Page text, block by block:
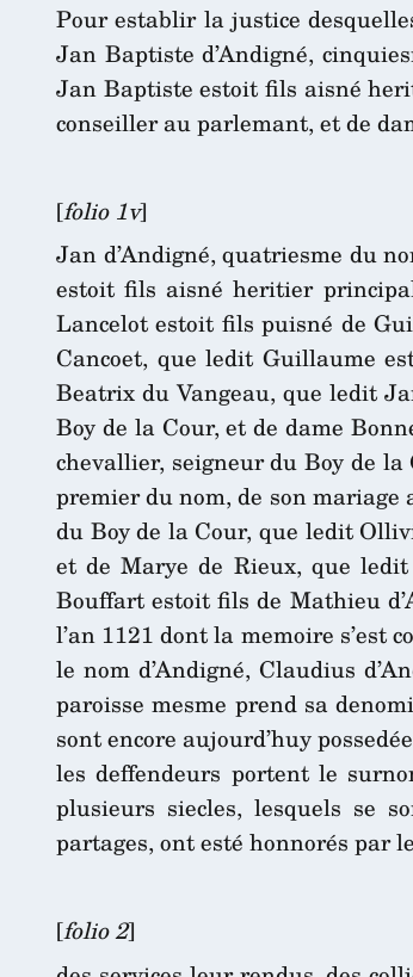
Pour establir la justice
Jan Baptiste d’Andigné,
Jan Baptiste estoit fils aisné
conseiller au parlemant, et de
[folio 1v]
Jan d’Andigné, quatriesme du
estoit fils aisné heritier
Lancelot estoit fils puisné de
Cancoet, que ledit Guillaume
Beatrix du Vangeau, que ledit
Boy de la Cour, et de dame
chevallier, seigneur du Boy de
premier du nom, de son
du Boy de la Cour, que ledit
et de Marye de Rieux, que
Bouffart estoit fils de Mathieu
l’an 1121 dont la memoire s’est
le nom d’Andigné, Claudius
paroisse mesme prend sa
sont encore aujourd’huy
les deffendeurs portent le
plusieurs siecles, lesquels se
partages, ont esté honnorés par
[folio 2]